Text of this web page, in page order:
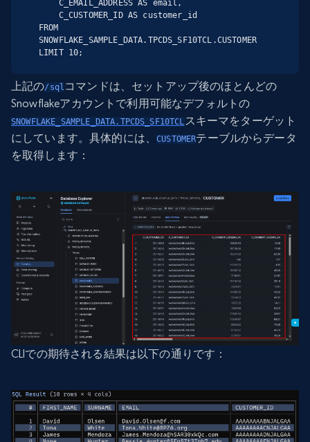
FROM
SNOWFLAKE_SAMPLE_DATA.TPCDS_SF10TCL.CUSTOMER
LIMIT 10;
上記の/sql コマンドは、セットアップ後のほとんどの
Snowflakeアカウントで利用可能なデフォルトの
SNOWFLAKE_SAMPLE_DATA.TPCDS_SF10TCLスキーマをターゲット
にしています。具体的には、CUSTOMERテーブルからデータ
を取得します：
CLIでの期待される結果は以下の通りです：